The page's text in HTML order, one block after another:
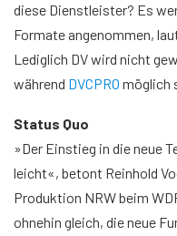
diese Dienstleister? Es
Formate angenommen,
Lediglich DV wird nicht
während DVCPRO möglich
Status Quo
»Der Einstieg in die neue
leicht«, betont Reinhold
Produktion NRW beim
ohnehin gleich, die neue